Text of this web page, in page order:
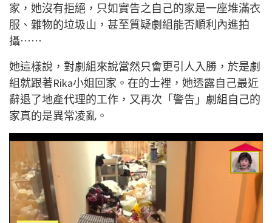
家，她沒有拒絕，只如實告之自己的家是一座堆滿衣
服、雜物的垃圾山，甚至質疑劇組能否順利內進拍
攝⋯⋯
她這樣說，對劇組來說當然只會更引人入勝，於是劇
組就跟著Rika小姐回家。在的士裡，她透露自己最近
辭退了地產代理的工作，又再次「警告」劇組自己的
家真的是異常凌亂。